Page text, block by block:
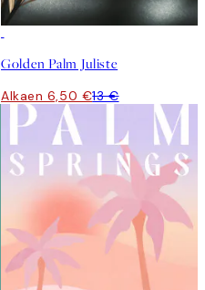
Golden Palm Juliste
Alkaen 6,50 €13 €